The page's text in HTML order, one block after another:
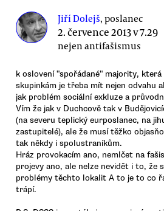
Jiří Dolejš, poslanec
2. července 2013 v 7.29
nejen antifašismus
k oslovení "spořádané" majority,
skupinkám je třeba mít nejen odvahu
jak problém sociální exkluze a
Vím že jak v Duchcově tak v
(na severu teplický eurposlanec, na
zastupitelé), ale že musí těžko
tak někdy i spolustraníkům.
Hráz provokacím ano, nemlčet na
projevy ano, ale nelze nevidět i to, že
problémy těchto lokalit A to je to co
trápí.